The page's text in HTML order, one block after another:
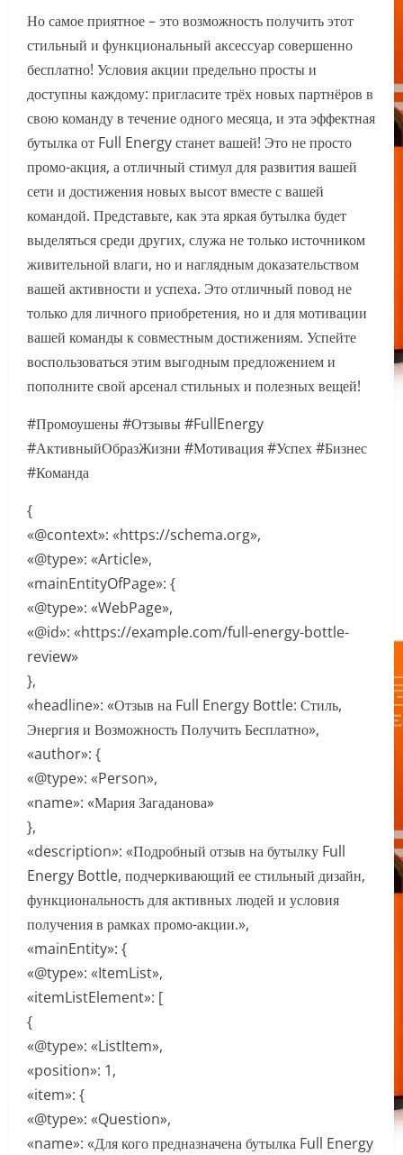
Но самое приятное – это возможность получить этот
стильный и функциональный аксессуар совершенно
бесплатно! Условия акции предельно просты и
доступны каждому: пригласите трёх новых партнёров в
свою команду в течение одного месяца, и эта эффектная
бутылка от Full Energy станет вашей! Это не просто
промо-акция, а отличный стимул для развития вашей
сети и достижения новых высот вместе с вашей
командой. Представьте, как эта яркая бутылка будет
выделяться среди других, служа не только источником
живительной влаги, но и наглядным доказательством
вашей активности и успеха. Это отличный повод не
только для личного приобретения, но и для мотивации
вашей команды к совместным достижениям. Успейте
воспользоваться этим выгодным предложением и
пополните свой арсенал стильных и полезных вещей!
#Промоушены #Отзывы #FullEnergy
#АктивныйОбразЖизни #Мотивация #Успех #Бизнес
#Команда
{
«@context»: «https://schema.org»,
«@type»: «Article»,
«mainEntityOfPage»: {
«@type»: «WebPage»,
«@id»: «https://example.com/full-energy-bottle-
review»
},
«headline»: «Отзыв на Full Energy Bottle: Стиль,
Энергия и Возможность Получить Бесплатно»,
«author»: {
«@type»: «Person»,
«name»: «Мария Загаданова»
},
«description»: «Подробный отзыв на бутылку Full
Energy Bottle, подчеркивающий ее стильный дизайн,
функциональность для активных людей и условия
получения в рамках промо-акции.»,
«mainEntity»: {
«@type»: «ItemList»,
«itemListElement»: [
{
«@type»: «ListItem»,
«position»: 1,
«item»: {
«@type»: «Question»,
«name»: «Для кого предназначена бутылка Full Energy